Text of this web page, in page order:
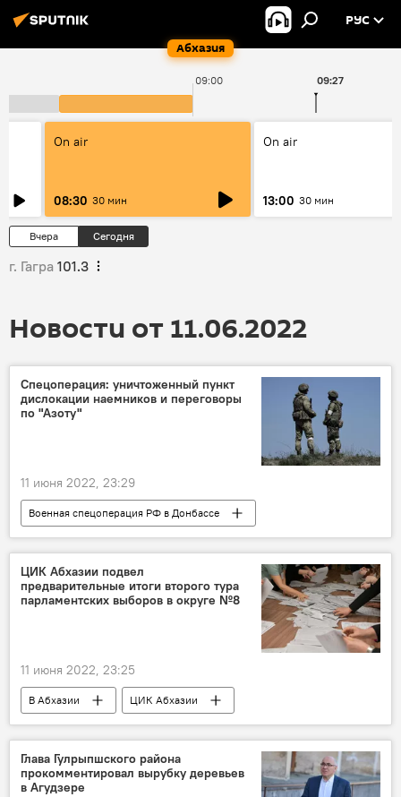
Абхазия
РУС
09:00 09:27
On air
08:30 30 мин
On air
13:00 30 мин
Вчера Сегодня
г. Гагра 101.3
Новости от 11.06.2022
Спецоперация: уничтоженный пункт
дислокации наемников и переговоры
по "Азоту"
11 июня 2022, 23:29
Военная спецоперация РФ в Донбассе
Украина
Россия
Министерство обороны РФ
ЦИК Абхазии подвел
предварительные итоги второго тура
парламентских выборов в округе №8
11 июня 2022, 23:25
В Абхазии
ЦИК Абхазии
Парламент
Парламент Абхазии
Выборы в Парламент Абхазии
Политика
Глава Гулрыпшского района
прокомментировал вырубку деревьев
в Агудзере